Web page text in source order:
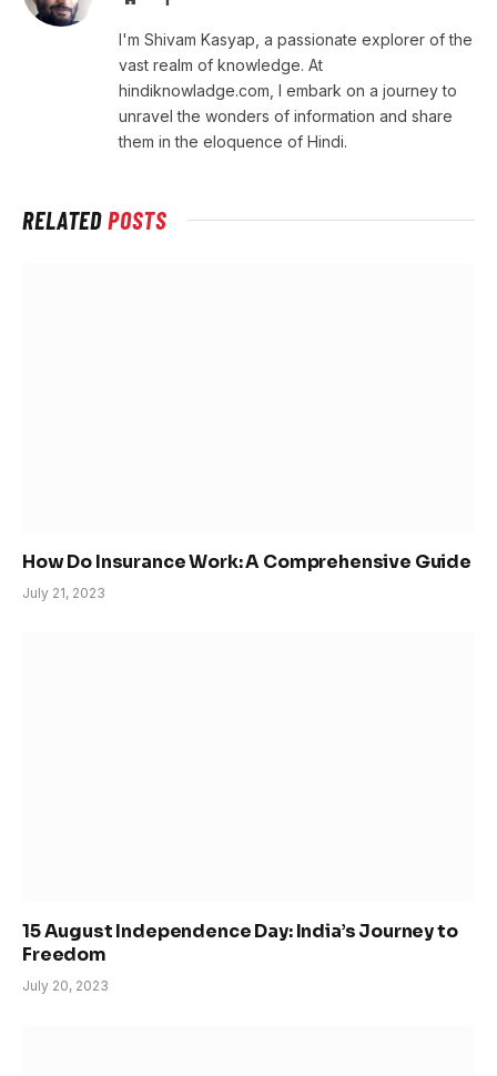
I'm Shivam Kasyap, a passionate explorer of the
vast realm of knowledge. At
hindiknowladge.com, I embark on a journey to
unravel the wonders of information and share
them in the eloquence of Hindi.
RELATEDPOSTS
How Do Insurance Work: A Comprehensive Guide
July 21, 2023
15 August Independence Day: India’s Journey to
Freedom
July 20, 2023